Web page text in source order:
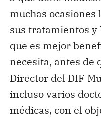
muchas
sus tratamientos y
que es mejor
necesita, antes de
Director del DIF
incluso varios
médicas, con el